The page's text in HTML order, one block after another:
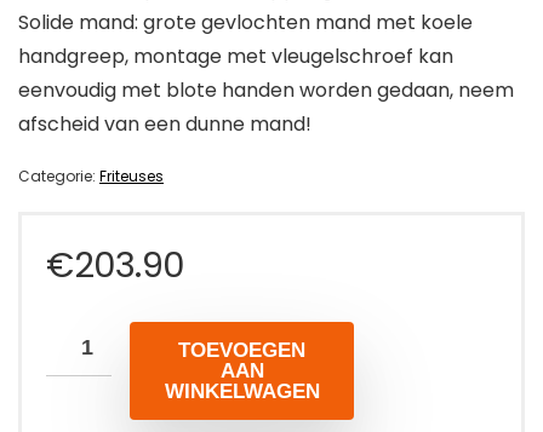
Solide mand: grote gevlochten mand met koele
handgreep, montage met vleugelschroef kan
eenvoudig met blote handen worden gedaan, neem
afscheid van een dunne mand!
Categorie: Friteuses
€203.90
TOEVOEGEN
AAN
WINKELWAGEN